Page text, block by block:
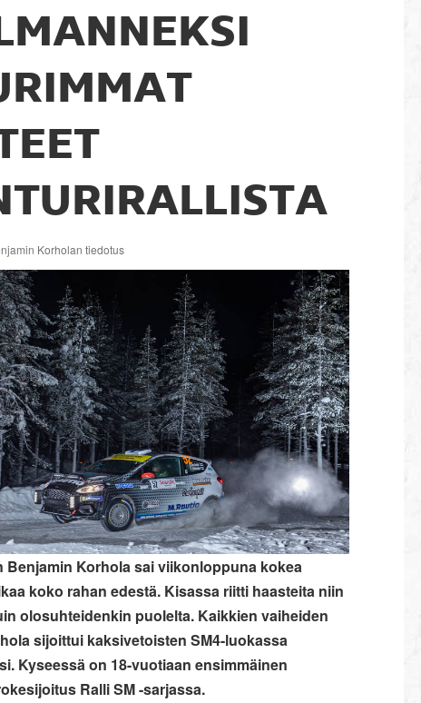
Korholan tiedotus
Benjamin Korhola sai viikonloppuna kokea
koko rahan edestä. Kisassa riitti haasteita niin
olosuhteidenkin puolelta. Kaikkien vaiheiden
sijoittui kaksivetoisten SM4-luokassa
Kyseessä on 18-vuotiaan ensimmäinen
Ralli SM -sarjassa.